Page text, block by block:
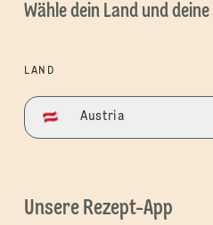
Wähle dein Land und
LAND
Austria
Unsere Rezept-App